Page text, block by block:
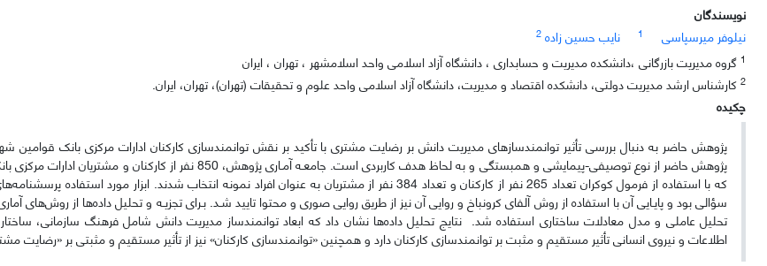
نویسندگان
نیلوفر میرسپاسی
1 نایب حسین زاده 2
1 گروه مدیریت بازرگانی ،دانشکده مدیریت و حسابداری ، دانشگاه آزاد اسلامی واحد اسلامشهر ، تهران ، ایران
2 کارشناس ارشد مدیریت دولتی، دانشکده اقتصاد و مدیریت، دانشگاه آزاد اسلامی واحد علوم و تحقیقات (تهران)، تهران، ایران.
چکیده
پژوهش حاضر به دنبال بررسی تأثیر توانمندسازهای مدیریت دانش بر رضایت مشتری با تأکید بر نقش توانمندسازی کارکنان ادارات مرکزی بانک
پژوهش حاضر از نوع توصیفی-پیمایشی و همبستگی و به لحاظ هدف کاربردی است. جامعـه آمـاری پژوهش، 850 نفر
تحلیل عاملی و مدل معادلات ساختاری استفاده شد. نتایج تحلیل داده‌ها نشان داد که ابعاد توانمندساز مدیریت دانش شامل فرهنگ سازمانی، ساختار
اطلاعات و نیروی انسانی تأثیر مستقیم و مثبت بر توانمندسازی کارکنان دارد و همچنین «توانمندسازی کارکنان» نیز از تأثیر مستقیم و مثبتی بر «رضایت